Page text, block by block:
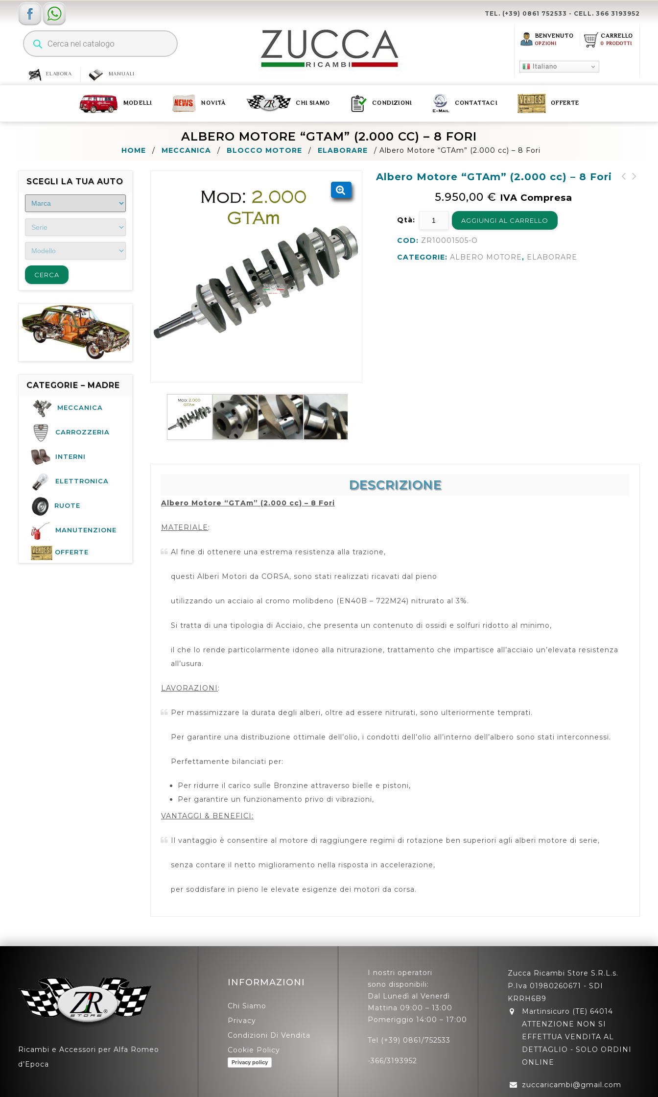
TEL. (+39) 0861 752533 - CELL. 366 3193952
ELABORA MANUALI
BENVENUTO
OPZIONI
CARRELLO
0 PRODOTTI
Italiano
MODELLI NOVITÀ CHI SIAMO CONDIZIONI CONTATTACI OFFERTE
ALBERO MOTORE “GTAM” (2.000 CC) – 8 FORI
HOME / MECCANICA / BLOCCO MOTORE / ELABORARE / Albero Motore “GTAm” (2.000 cc) – 8 Fori
Albero Motore “GTAm” (2.000 cc) – 8 Fori
5.950,00 € IVA Compresa
Qtà: AGGIUNGI AL CARRELLO
COD: ZR10001505-O
CATEGORIE: ALBERO MOTORE, ELABORARE
DESCRIZIONE
Albero Motore “GTAm” (2.000 cc) – 8 Fori
MATERIALE:
Al fine di ottenere una estrema resistenza alla trazione,
questi Alberi Motori da CORSA, sono stati realizzati ricavati dal pieno
utilizzando un acciaio al cromo molibdeno (EN40B – 722M24) nitrurato al 3%.
Si tratta di una tipologia di Acciaio, che presenta un contenuto di ossidi e solfuri ridotto al minimo,
il che lo rende particolarmente idoneo alla nitrurazione, trattamento che impartisce all’acciaio un’elevata resistenza
all’usura.
LAVORAZIONI :
Per massimizzare la durata degli alberi, oltre ad essere nitrurati, sono ulteriormente temprati.
Per garantire una distribuzione ottimale dell’olio, i condotti dell’olio all’interno dell’albero sono stati interconnessi.
Perfettamente bilanciati per:
Per ridurre il carico sulle Bronzine attraverso bielle e pistoni,
Per garantire un funzionamento privo di vibrazioni,
VANTAGGI & BENEFICI:
Il vantaggio è consentire al motore di raggiungere regimi di rotazione ben superiori agli alberi motore di serie,
senza contare il netto miglioramento nella risposta in accelerazione,
per soddisfare in pieno le elevate esigenze dei motori da corsa.
SCEGLI LA TUA AUTO
CATEGORIE – MADRE
MECCANICA
CARROZZERIA
INTERNI
ELETTRONICA
RUOTE
MANUTENZIONE
OFFERTE
Ricambi e Accessori per Alfa Romeo
d’Epoca
INFORMAZIONI
Chi Siamo
Privacy
Condizioni Di Vendita
Cookie Policy
Privacy policy
I nostri operatori
sono disponibili:
Dal Lunedì al Venerdì
Mattina 09:00 – 13:00
Pomeriggio 14:00 – 17:00
Tel (+39) 0861/752533
-366/3193952
Zucca Ricambi Store S.R.L.s.
P.Iva 01980260671 - SDI
KRRH6B9
Martinsicuro (TE) 64014
ATTENZIONE NON SI
EFFETTUA VENDITA AL
DETTAGLIO - SOLO ORDINI
ONLINE
zuccaricambi@gmail.com